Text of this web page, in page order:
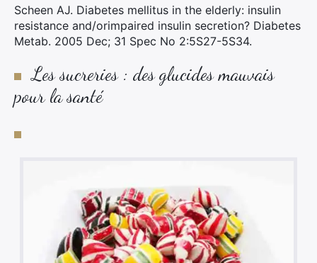
Scheen AJ. Diabetes mellitus in the elderly: insulin
resistance and/orimpaired insulin secretion? Diabetes
Metab. 2005 Dec; 31 Spec No 2:5S27-5S34.
Les sucreries : des glucides mauvais
pour la santé
×